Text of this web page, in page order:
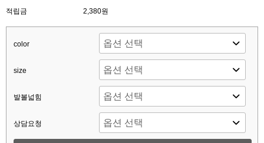
적립금 2,380원
color
size
발볼넓힘
상담요청